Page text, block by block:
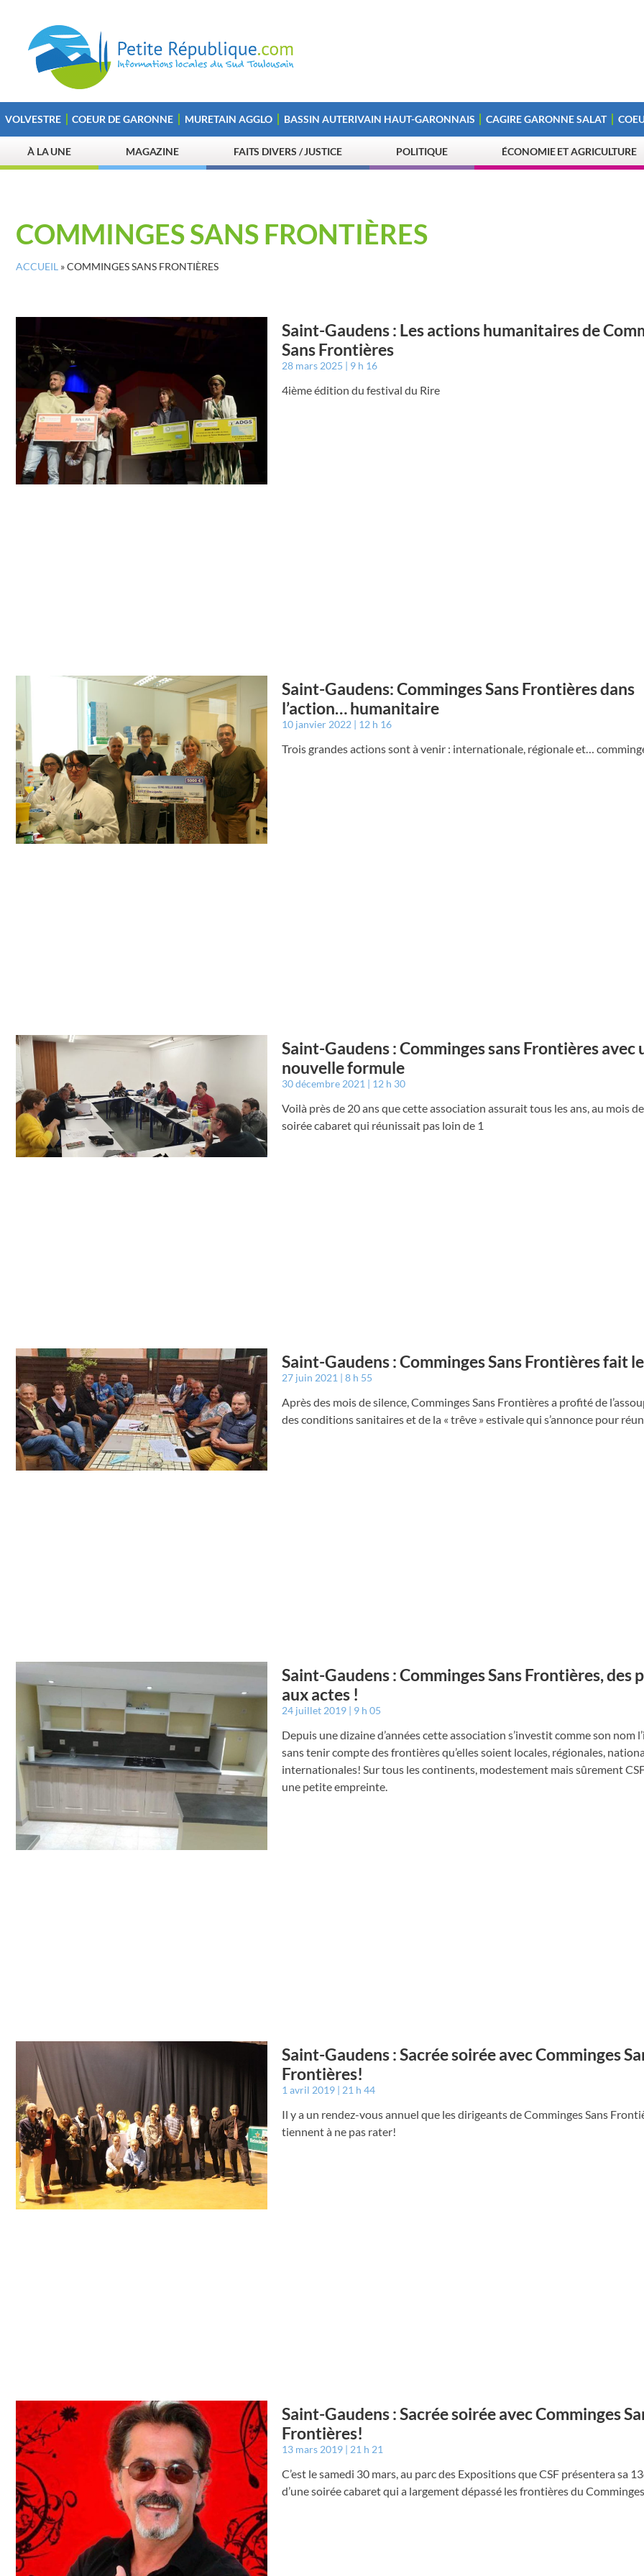
VOLVESTRE COEUR DE GARONNE MURETAIN AGGLO BASSIN AUTERIVAIN HAUT-GARONNAIS CAGIRE GARONNE SALAT
À LA UNE MAGAZINE FAITS DIVERS / JUSTICE POLITIQUE ÉCONOMIE ET AGRICULTURE
COMMINGES SANS FRONTIÈRES
ACCUEIL »COMMINGES SANS FRONTIÈRES
Saint-Gaudens : Les actions humanitaires de
Sans Frontières
28 mars 2025 9 h 16
4ième édition du festival du Rire
Saint-Gaudens: Comminges Sans Frontières dans
l’action… humanitaire
10 janvier 2022 12 h 16
Trois grandes actions sont à venir : internationale, régionale et…
Saint-Gaudens : Comminges sans Frontières avec
nouvelle formule
30 décembre 2021 12 h 30
Voilà près de 20 ans que cette association assurait tous les ans, au mois
soirée cabaret qui réunissait pas loin de 1
Saint-Gaudens : Comminges Sans Frontières fait
27 juin 2021 8 h 55
Après des mois de silence, Comminges Sans Frontières a profité de
des conditions sanitaires et de la « trêve » estivale qui s’annonce pour
Saint-Gaudens : Comminges Sans Frontières, des
aux actes !
24 juillet 2019 9 h 05
Depuis une dizaine d’années cette association s’investit comme son nom
sans tenir compte des frontières qu’elles soient locales, régionales,
internationales! Sur tous les continents, modestement mais sûrement
une petite empreinte.
Saint-Gaudens : Sacrée soirée avec Comminges
Frontières!
1 avril 2019 21 h 44
Il y a un rendez-vous annuel que les dirigeants de Comminges Sans
tiennent à ne pas rater!
Saint-Gaudens : Sacrée soirée avec Comminges
Frontières!
13 mars 2019 21 h 21
C’est le samedi 30 mars, au parc des Expositions que CSF présentera sa
d’une soirée cabaret qui a largement dépassé les frontières du Comminges.